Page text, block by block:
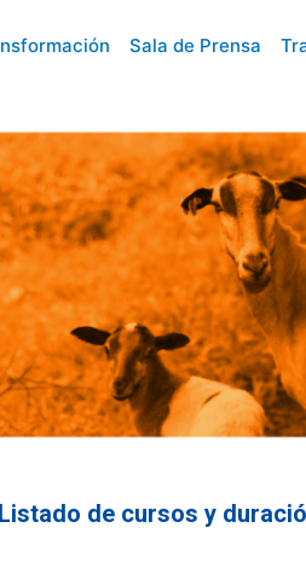
Sala de Prensa
Listado de cursos y